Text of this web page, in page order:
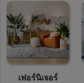
เฟอร์นิเจอร์